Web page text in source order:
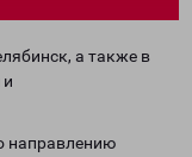
а также в
направлению